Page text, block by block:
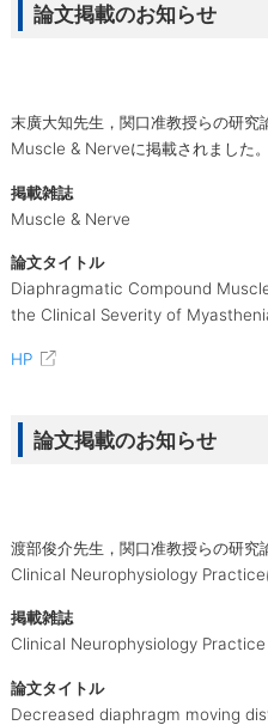
論文掲載のお知らせ
末廣大知先生，関口准教授らの研究
Muscle & Nerveに掲載されました。
掲載雑誌
Muscle & Nerve
論文タイトル
Diaphragmatic Compound
the Clinical Severity of
HP
論文掲載のお知らせ
渡部俊介先生，関口准教授らの研究
Clinical Neurophysiology Practice
掲載雑誌
Clinical Neurophysiology Practice
論文タイトル
Decreased diaphragm moving